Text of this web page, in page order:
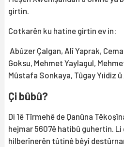
girtin.
Cotkarên ku hatine girtin ev in:
Abûzer Çalgan, Alî Yaprak,
Goksu, Mehmet Yaylagul,
Mûstafa Sonkaya, Tûgay Yıidiz
Çi bûbû?
Di 1ê Tîrmehê de Qanûna
hejmar 5607ê hatibû guhertin.
hilberînerên tûtinê bêyî